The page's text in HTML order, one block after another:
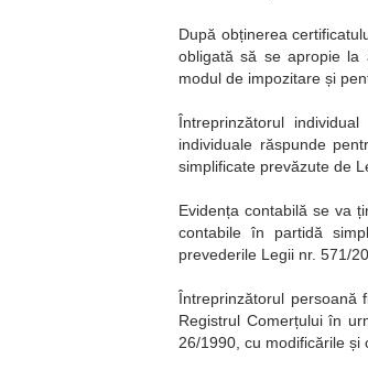
După obținerea
obligată să se apropie la
modul de impozitare și
Întreprinzătorul
individuale răspunde
simplificate prevăzute de
Evidența contabilă se va
contabile în partidă
prevederile Legii nr. 571/
Întreprinzătorul
Registrul Comerțului în
26/1990, cu modificările și